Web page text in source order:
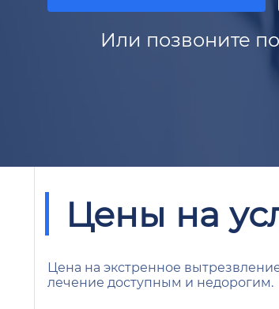
Или позвоните
Цены на
Цена на экстренное
лечение доступным и недорогим.